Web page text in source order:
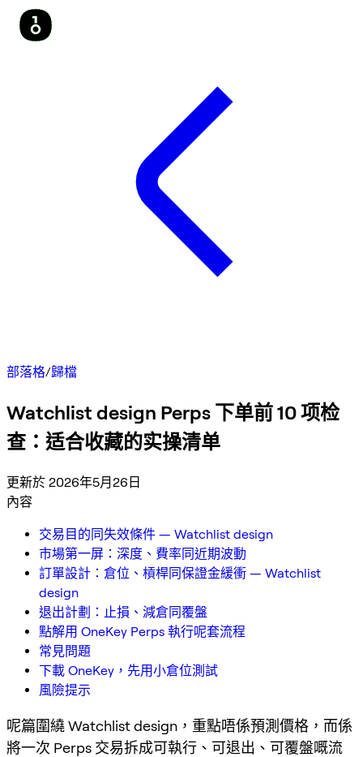
部落格/歸檔
Watchlist design Perps 下单前 10 项检
查：适合收藏的实操清单
更新於 2026年5月26日
內容
交易目的同失效條件 — Watchlist design
市場第一屏：深度、費率同近期波動
訂單設計：倉位、槓桿同保證金緩衝 — Watchlist
design
退出計劃：止損、減倉同覆盤
點解用 OneKey Perps 執行呢套流程
常見問題
下載 OneKey，先用小倉位測試
風險提示
呢篇圍繞 Watchlist design，重點唔係預測價格，而係
將一次 Perps 交易拆成可執行、可退出、可覆盤嘅流